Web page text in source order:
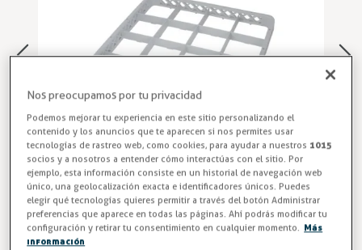
Suplemento Cesta para Copas
Nos preocupamos por tu privacidad
Podemos mejorar tu experiencia en este sitio personalizando el
contenido y los anuncios que te aparecen si nos permites usar
tecnologías de rastreo web, como cookies, para ayudar a nuestros 1015
socios y a nosotros a entender cómo interactúas con el sitio. Por
ejemplo, esta información consiste en un historial de navegación web
único, una geolocalización exacta e identificadores únicos. Puedes
elegir qué tecnologías quieres permitir a través del botón Administrar
preferencias que aparece en todas las páginas. Ahí podrás modificar tu
configuración y retirar tu consentimiento en cualquier momento. Más
información